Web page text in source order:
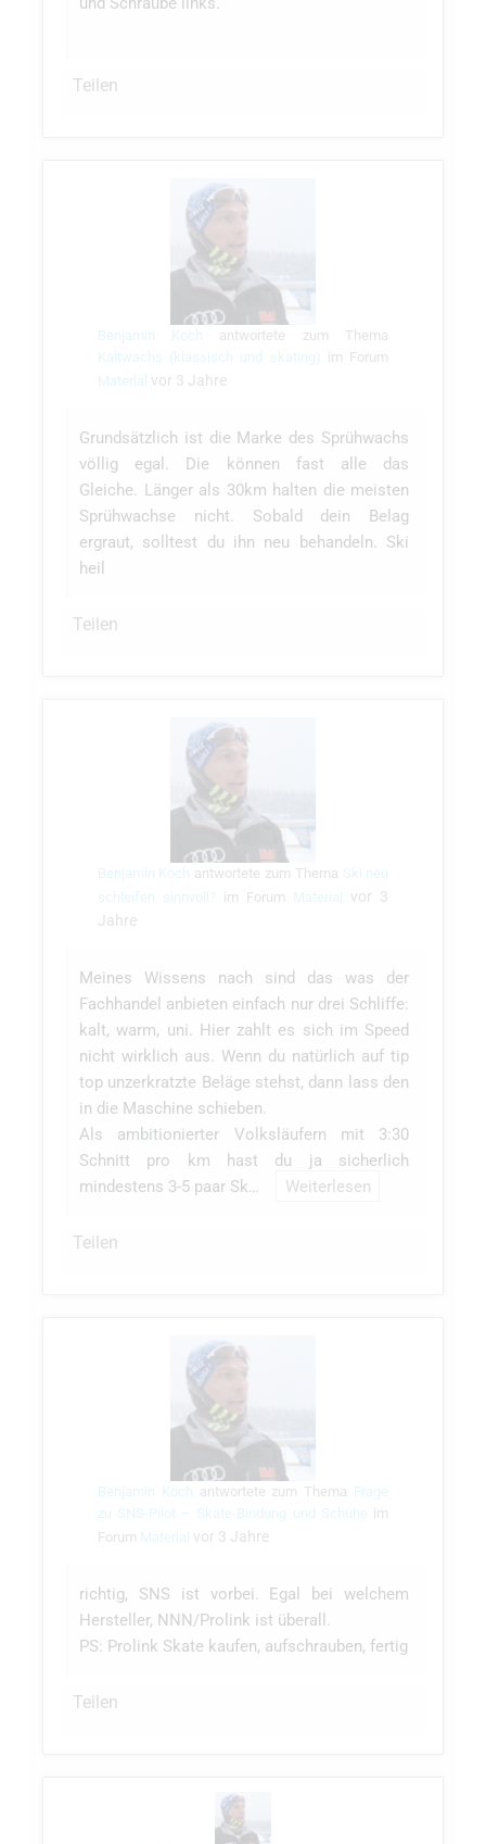
Teilen
Benjamin Koch antwortete zum Thema
Kaltwachs (klassisch und skating) im Forum
Material vor 3 Jahre
Grundsätzlich ist die Marke des Sprühwachs
völlig egal. Die können fast alle das
Gleiche. Länger als 30km halten die meisten
Sprühwachse nicht. Sobald dein Belag
ergraut, solltest du ihn neu behandeln. Ski
heil
Teilen
Benjamin Koch antwortete zum Thema Ski neu
schleifen sinnvoll?
im Forum Material
vor 3
Jahre
Meines Wissens nach sind das was der
Fachhandel anbieten einfach nur drei Schliffe:
kalt, warm, uni. Hier zahlt es sich im Speed
nicht wirklich aus. Wenn du natürlich auf tip
top unzerkratzte Beläge stehst, dann lass den
in die Maschine schieben.
Als ambitionierter Volksläufern mit 3:30
Schnitt pro km hast du ja sicherlich
mindestens 3-5 paar Sk…
Weiterlesen
Teilen
Benjamin Koch antwortete zum Thema Frage
zu SNS-Pilot – Skate-Bindung und Schuhe im
Forum Material vor 3 Jahre
richtig, SNS ist vorbei. Egal bei welchem
Hersteller, NNN/Prolink ist überall.
PS: Prolink Skate kaufen, aufschrauben, fertig
Teilen